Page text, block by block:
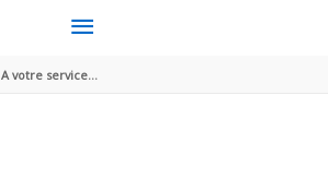
MENU
PRINCIPAL
A votre service…